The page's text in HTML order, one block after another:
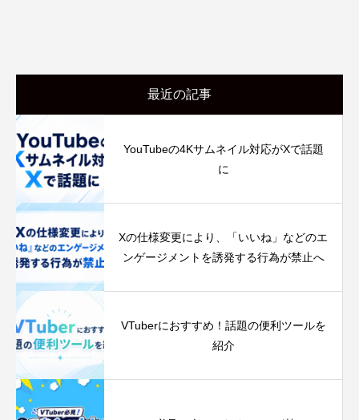
最近の記事
YouTubeの4Kサムネイル対応がXで話題
に
Xの仕様変更により、「いいね」などのエ
ンゲージメントを誘発する行為が禁止へ
VTuberにおすすめ！話題の便利ツールを
紹介